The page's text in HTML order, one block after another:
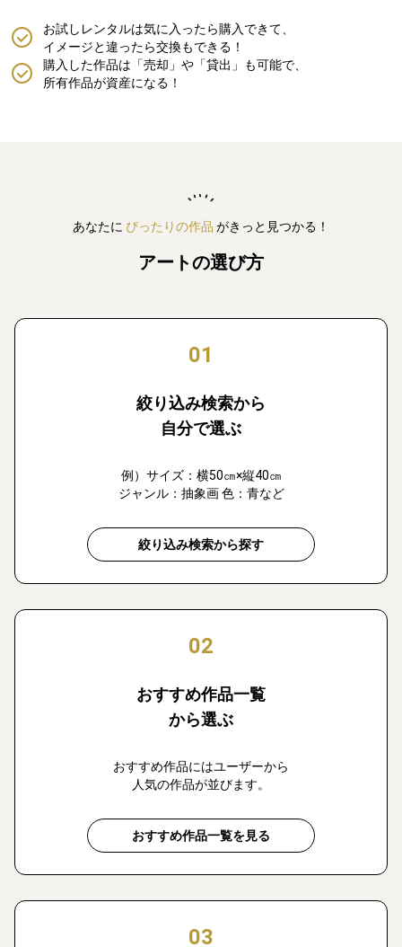
購入した作品は「売却」や「貸出」も可能で、
所有作品が資産になる！
お試しレンタルは気に入ったら購入できて、
イメージと違ったら交換もできる！
あなたに ぴったりの作品 がきっと見つかる！
アートの選び方
01
絞り込み検索から
自分で選ぶ
例）サイズ：横50㎝×縦40㎝
ジャンル：抽象画 色：青など
絞り込み検索から探す
02
おすすめ作品一覧
から選ぶ
おすすめ作品にはユーザーから
人気の作品が並びます。
おすすめ作品一覧を見る
03